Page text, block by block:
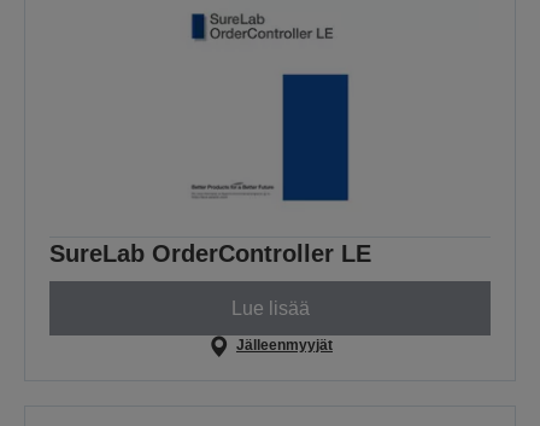
SureLab OrderController LE
Lue lisää
Jälleenmyyjät